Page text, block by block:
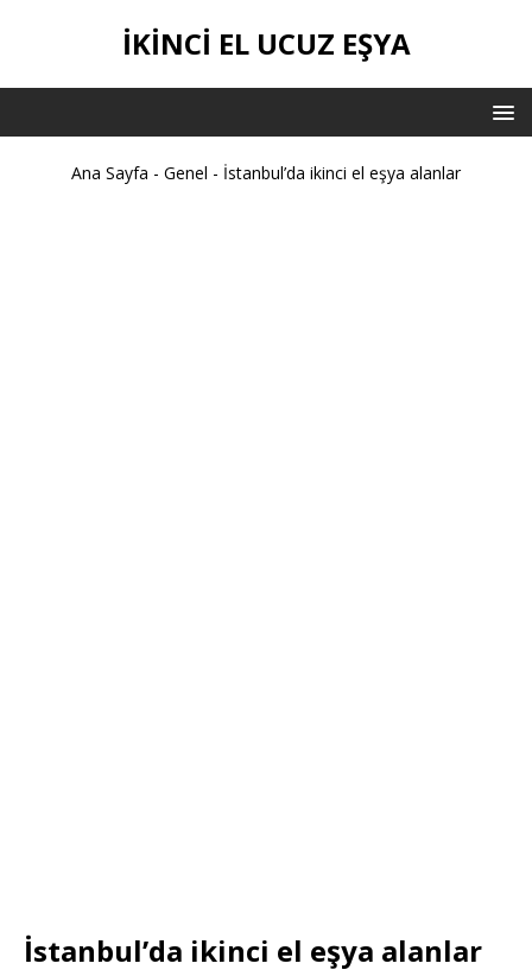
İKİNCİ EL UCUZ EŞYA
Ana Sayfa - Genel - İstanbul’da ikinci el eşya alanlar
İstanbul’da ikinci el eşya alanlar